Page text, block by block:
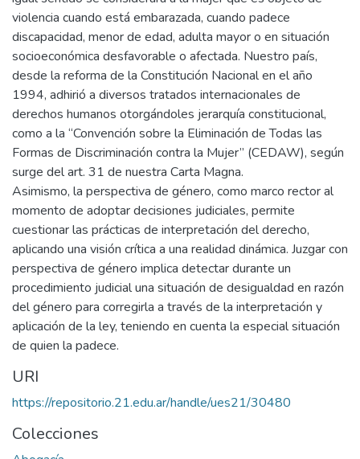
violencia cuando está embarazada, cuando padece
discapacidad, menor de edad, adulta mayor o en situación
socioeconómica desfavorable o afectada. Nuestro país,
desde la reforma de la Constitución Nacional en el año
1994, adhirió a diversos tratados internacionales de
derechos humanos otorgándoles jerarquía constitucional,
como a la “Convención sobre la Eliminación de Todas las
Formas de Discriminación contra la Mujer” (CEDAW), según
surge del art. 31 de nuestra Carta Magna.
Asimismo, la perspectiva de género, como marco rector al
momento de adoptar decisiones judiciales, permite
cuestionar las prácticas de interpretación del derecho,
aplicando una visión crítica a una realidad dinámica. Juzgar con
perspectiva de género implica detectar durante un
procedimiento judicial una situación de desigualdad en razón
del género para corregirla a través de la interpretación y
aplicación de la ley, teniendo en cuenta la especial situación
de quien la padece.
URI
https://repositorio.21.edu.ar/handle/ues21/30480
Colecciones